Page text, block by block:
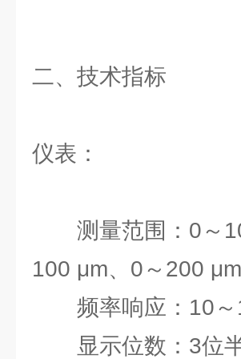
二、技术指标
仪表：
测量范围：0～
100 μm、0～200
频率响应：10～
显示位数：3位